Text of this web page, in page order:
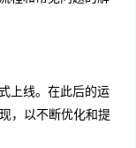
上线。在此后的运
，以不断优化和提